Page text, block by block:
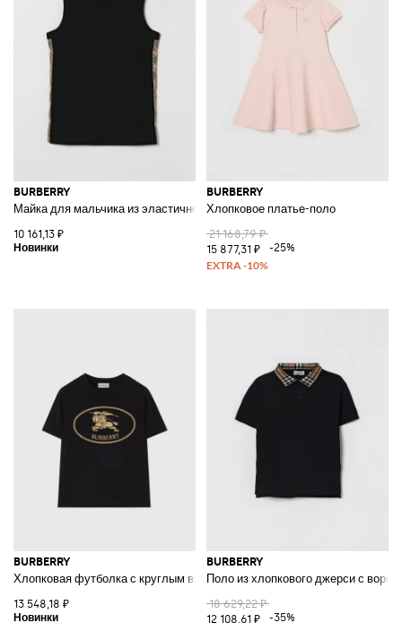
BURBERRY
Майка для мальчика из эластичного хлопка в рубчик с боковыми
10 161,13 ₽
BURBERRY
Хлопковое платье-поло
21 168,79 ₽
15 877,31 ₽
-25%
BURBERRY
Хлопковая футболка с круглым вырезом и контрастным логотипом
13 548,18 ₽
BURBERRY
Поло из хлопкового джерси с
18 629,22 ₽
12 108,61 ₽
-35%